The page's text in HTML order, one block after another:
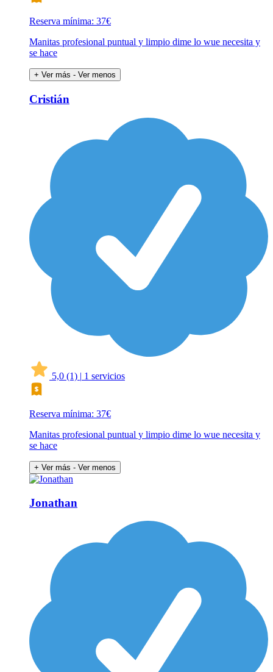
Reserva mínima: 37€
Manitas profesional puntual y limpio dime lo wue necesita y
se hace
+ Ver más - Ver menos
Cristián
5,0 (1) | 1 servicios
Reserva mínima: 37€
Manitas profesional puntual y limpio dime lo wue necesita y
se hace
+ Ver más - Ver menos
Jonathan